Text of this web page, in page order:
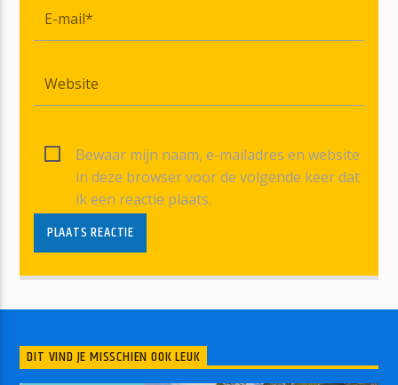
Bewaar mijn naam, e-mailadres en website
in deze browser voor de volgende keer dat
ik een reactie plaats.
DIT VIND JE MISSCHIEN OOK LEUK